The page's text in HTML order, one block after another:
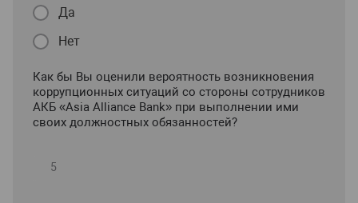
Да
Нет
Как бы Вы оценили вероятность возникновения
коррупционных ситуаций со стороны сотрудников
АКБ «Asia Alliance Bank» при выполнении ими
своих должностных обязанностей?